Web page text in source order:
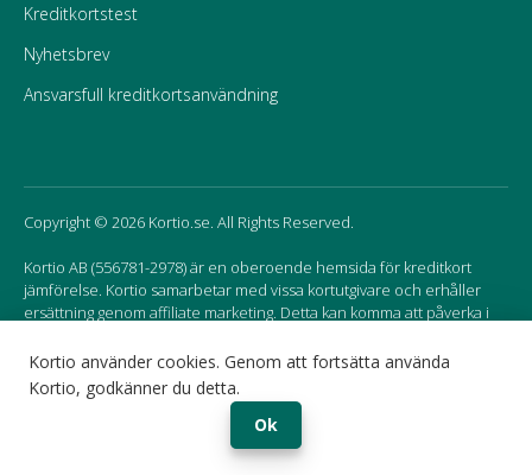
Kortio använder cookies. Genom att fortsätta använda
Kortio, godkänner du detta.
Ok
Kreditkortstest
Nyhetsbrev
Ansvarsfull kreditkortsanvändning
Copyright © 2026 Kortio.se. All Rights Reserved.
Kortio AB (556781-2978) är en oberoende hemsida för kreditkort
jämförelse. Kortio samarbetar med vissa kortutgivare och erhåller
ersättning genom affiliate marketing. Detta kan komma att påverka i
Norway